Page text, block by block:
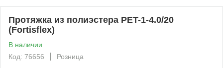
Протяжка из полиэстера PET-1-4.0/20
(Fortisflex)
В наличии
Код: 76656
Розница